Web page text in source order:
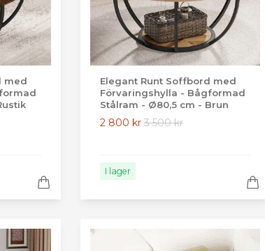
med
Elegant Runt Soffbord med
Förvaringshylla - Bågformad
Stålram - Ø80,5 cm - Brun
2 800 kr 3 500 kr
I lager